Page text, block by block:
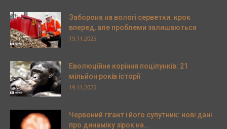
Заборона на вологі серветки: крок
вперед, але проблеми залишаються
19.11.2025
Еволюційне коріння поцілунків: 21
мільйон років історії
19.11.2025
Червоний гігант і його супутник: нові дані
про динаміку зірок на...